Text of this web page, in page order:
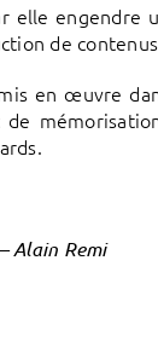
elle engendre
de
en œuvre
Alain Remi